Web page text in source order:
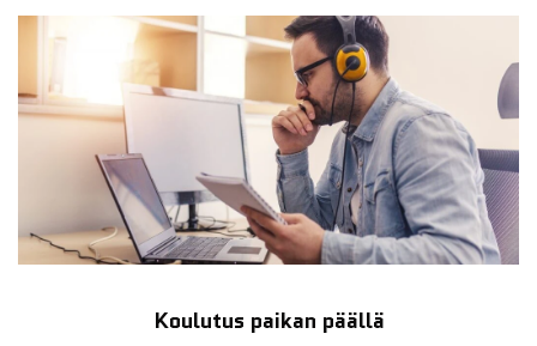
Koulutus paikan päällä